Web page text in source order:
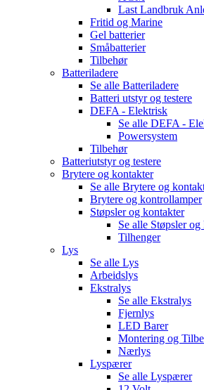
Last Landbruk
Fritid og Marine
Gel batterier
Småbatterier
Tilbehør
Batteriladere
Se alle Batteriladere
Batteri utstyr og testere
DEFA - Elektrisk
Se alle DEFA -
Powersystem
Tilbehør
Batteriutstyr og testere
Brytere og kontakter
Se alle Brytere og
Brytere og kontrollamper
Støpsler og kontakter
Se alle Støpsler
Tilhenger
Lys
Se alle Lys
Arbeidslys
Ekstralys
Se alle Ekstralys
Fjernlys
LED Barer
Montering og
Nærlys
Lyspærer
Se alle Lyspærer